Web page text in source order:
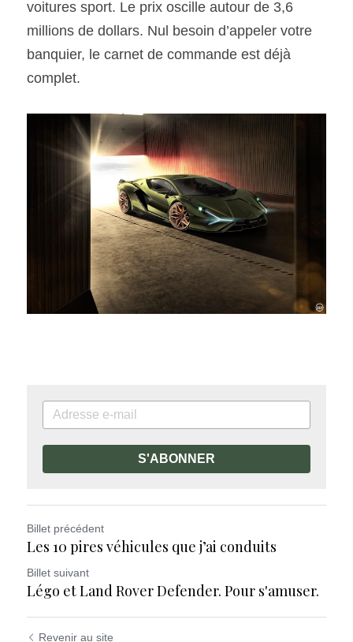
voitures sport. Le prix oscille autour de 3,6
millions de dollars. Nul besoin d’appeler votre
banquier, le carnet de commande est déjà
complet.
S'ABONNER
Billet précédent
Les 10 pires véhicules que j’ai conduits
Billet suivant
Légo et Land Rover Defender. Pour s'amuser.
Revenir au site